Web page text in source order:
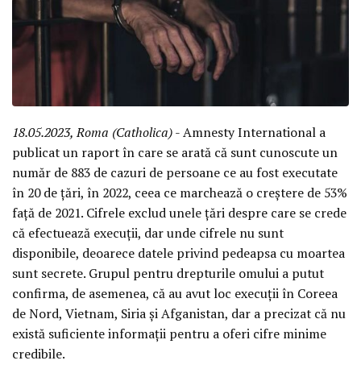
18.05.2023, Roma (Catholica)- Amnesty International a
publicat un raport în care se arată că sunt cunoscute un
număr de 883 de cazuri de persoane ce au fost executate
în 20 de țări, în 2022, ceea ce marchează o creștere de 53%
față de 2021. Cifrele exclud unele țări despre care se crede
că efectuează execuții, dar unde cifrele nu sunt
disponibile, deoarece datele privind pedeapsa cu moartea
sunt secrete. Grupul pentru drepturile omului a putut
confirma, de asemenea, că au avut loc execuții în Coreea
de Nord, Vietnam, Siria și Afganistan, dar a precizat că nu
există suficiente informații pentru a oferi cifre minime
credibile.